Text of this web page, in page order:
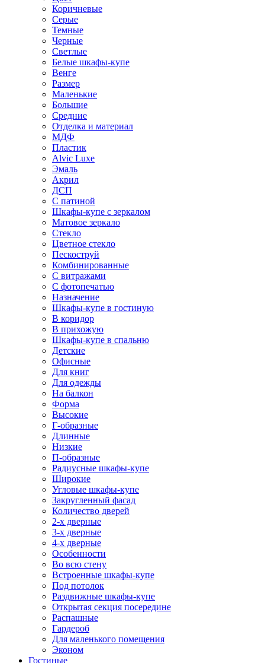
Коричневые
Серые
Темные
Черные
Светлые
Белые шкафы-купе
Венге
Размер
Маленькие
Большие
Средние
Отделка и материал
МДФ
Пластик
Alvic Luxe
Эмаль
Акрил
ДСП
С патиной
Шкафы-купе с зеркалом
Матовое зеркало
Стекло
Цветное стекло
Пескоструй
Комбинированные
С витражами
С фотопечатью
Назначение
Шкафы-купе в гостиную
В коридор
В прихожую
Шкафы-купе в спальню
Детские
Офисные
Для книг
Для одежды
На балкон
Форма
Высокие
Г-образные
Длинные
Низкие
П-образные
Радиусные шкафы-купе
Широкие
Угловые шкафы-купе
Закругленный фасад
Количество дверей
2-х дверные
3-х дверные
4-х дверные
Особенности
Во всю стену
Встроенные шкафы-купе
Под потолок
Раздвижные шкафы-купе
Открытая секция посередине
Распашные
Гардероб
Для маленького помещения
Эконом
Гостиные